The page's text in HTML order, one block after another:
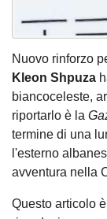
Nuovo rinforzo
Kleon Shpuza
biancoceleste,
riportarlo è la
termine di una
l'esterno
avventura nella
Questo articolo